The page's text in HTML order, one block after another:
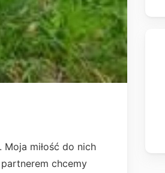
miłość do nich
chcemy